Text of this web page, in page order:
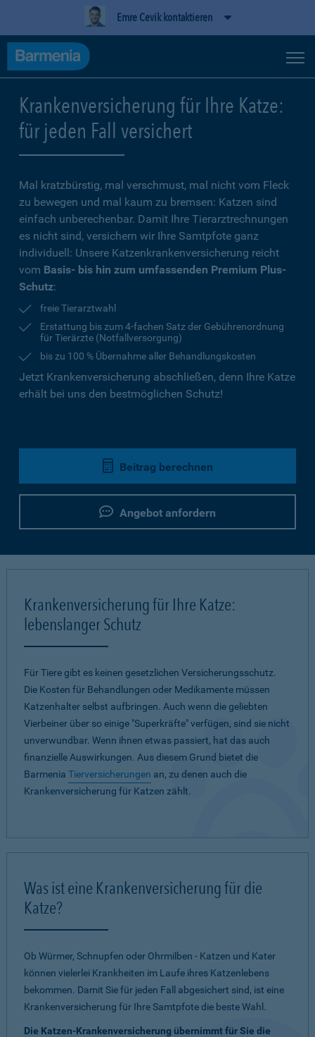
Emre Cevik kontaktieren
Krankenversicherung für Ihre Katze:
für jeden Fall versichert
Mal kratzbürstig, mal verschmust, mal nicht vom Fleck
zu bewegen und mal kaum zu bremsen: Katzen sind
einfach unberechenbar. Damit Ihre Tierarztrechnungen
es nicht sind, versichern wir Ihre Samtpfote ganz
individuell: Unsere Katzenkrankenversicherung reicht
vom Basis- bis hin zum umfassenden Premium Plus-
Schutz:
freie Tierarztwahl
Erstattung bis zum 4-fachen Satz der Gebührenordnung
für Tierärzte (Notfallversorgung)
bis zu 100 % Übernahme aller Behandlungskosten
Jetzt Krankenversicherung abschließen, denn Ihre Katze
erhält bei uns den bestmöglichen Schutz!
Beitrag berechnen
Angebot anfordern
Krankenversicherung für Ihre Katze:
lebenslanger Schutz
Für Tiere gibt es keinen gesetzlichen Versicherungsschutz.
Die Kosten für Behandlungen oder Medikamente müssen
Katzenhalter selbst aufbringen. Auch wenn die geliebten
Vierbeiner über so einige "Superkräfte" verfügen, sind sie nicht
unverwundbar. Wenn ihnen etwas passiert, hat das auch
finanzielle Auswirkungen. Aus diesem Grund bietet die
Barmenia Tierversicherungen an, zu denen auch die
Krankenversicherung für Katzen zählt.
Was ist eine Krankenversicherung für die
Katze?
Ob Würmer, Schnupfen oder Ohrmilben - Katzen und Kater
können vielerlei Krankheiten im Laufe ihres Katzenlebens
bekommen. Damit Sie für jeden Fall abgesichert sind, ist eine
Krankenversicherung für Ihre Samtpfote die beste Wahl.
Die Katzen-Krankenversicherung übernimmt für Sie die